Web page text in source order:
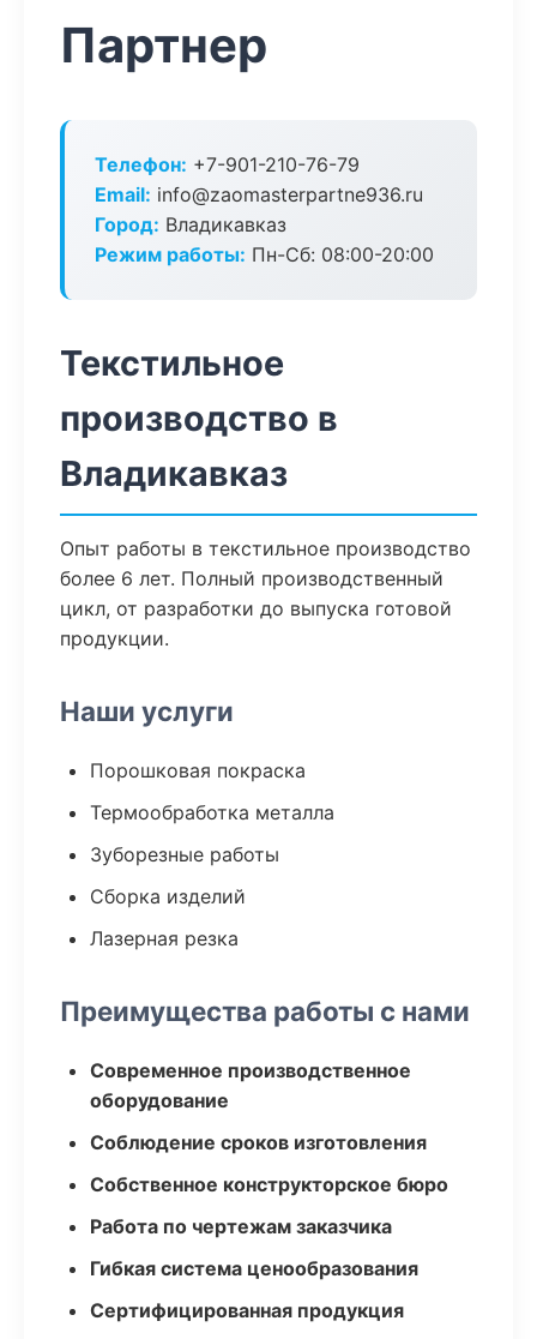
Партнер
Телефон: +7-901-210-76-79
Email: info@zaomasterpartne936.ru
Город: Владикавказ
Режим работы: Пн-Сб: 08:00-20:00
Текстильное
производство в
Владикавказ
Опыт работы в текстильное производство
более 6 лет. Полный производственный
цикл, от разработки до выпуска готовой
продукции.
Наши услуги
Порошковая покраска
Термообработка металла
Зуборезные работы
Сборка изделий
Лазерная резка
Преимущества работы с нами
Современное производственное
оборудование
Соблюдение сроков изготовления
Собственное конструкторское бюро
Работа по чертежам заказчика
Гибкая система ценообразования
Сертифицированная продукция